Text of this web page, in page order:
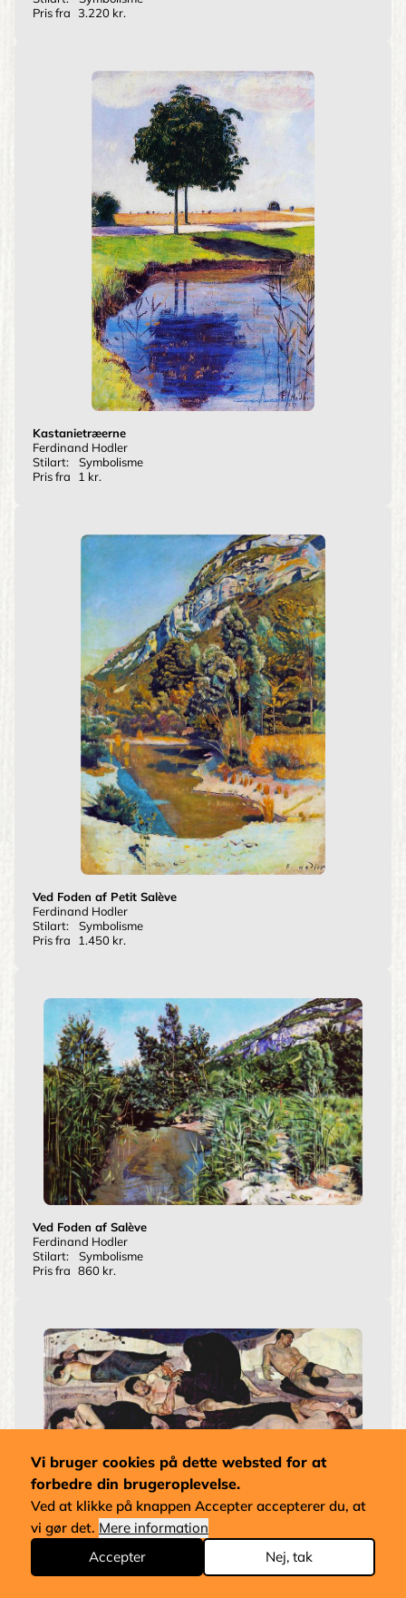
Pris fra 3.220 kr.
Kastanietræerne
Ferdinand Hodler
Stilart:
Symbolisme
Pris fra
1 kr.
Ved Foden af Petit Salève
Ferdinand Hodler
Stilart:
Symbolisme
Pris fra
1.450 kr.
Ved Foden af Salève
Ferdinand Hodler
Stilart:
Symbolisme
Pris fra 860 kr.
Nat
Ferdinand Hodler
Stilart:
Symbolisme
Pris fra 1 kr.
Vi bruger cookies på dette websted for at
forbedre din brugeroplevelse.
Ved at klikke på knappen Accepter accepterer du, at
vi gør det. Mere information
Accepter
Nej, tak